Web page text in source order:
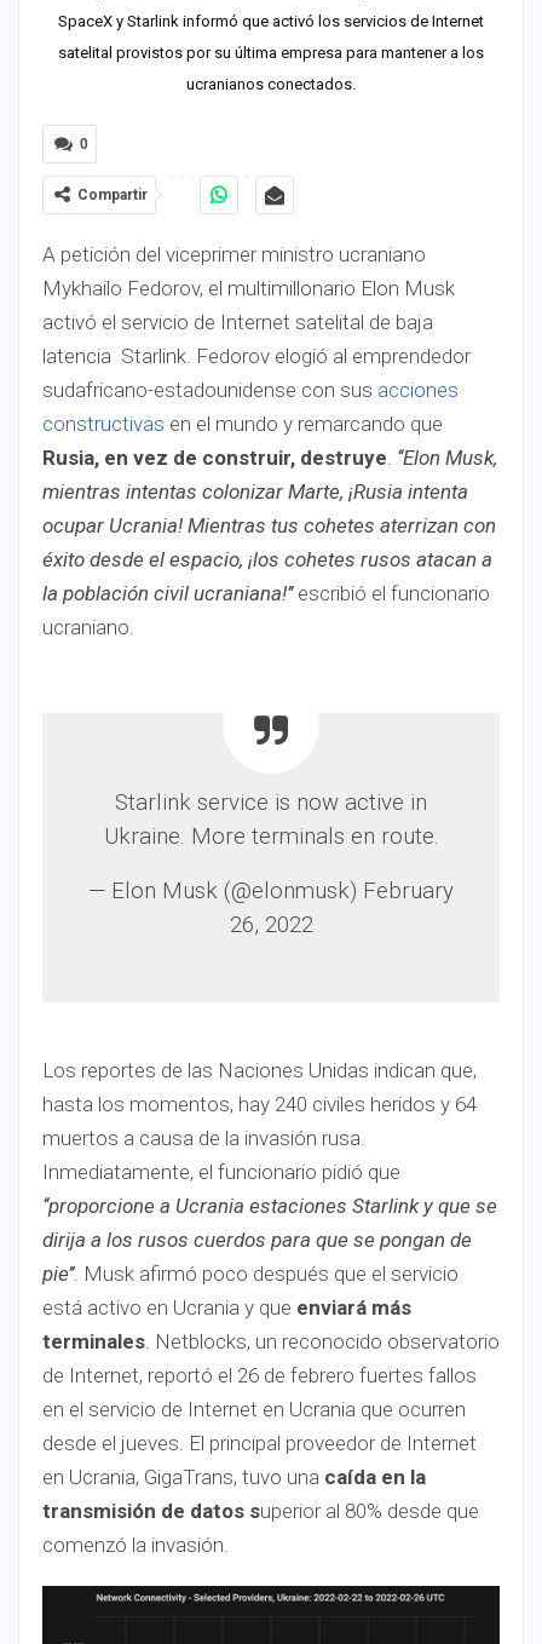
SpaceX y Starlink informó que activó los servicios de Internet
satelital provistos por su última empresa para mantener a los
ucranianos conectados.
0
Compartir
A petición del viceprimer ministro ucraniano
Mykhailo Fedorov, el multimillonario Elon Musk
activó el servicio de Internet satelital de baja
latencia Starlink. Fedorov elogió al emprendedor
sudafricano-estadounidense con sus acciones
constructivas en el mundo y remarcando que
Rusia, en vez de construir, destruye. ‘‘Elon Musk,
mientras intentas colonizar Marte, ¡Rusia intenta
ocupar Ucrania! Mientras tus cohetes aterrizan con
éxito desde el espacio, ¡los cohetes rusos atacan a
la población civil ucraniana!’’escribió el funcionario
ucraniano.
Starlink service is now active in
Ukraine. More terminals en route.
— Elon Musk (@elonmusk) February
26, 2022
Los reportes de las Naciones Unidas indican que,
hasta los momentos, hay 240 civiles heridos y 64
muertos a causa de la invasión rusa.
Inmediatamente, el funcionario pidió que
‘‘proporcione a Ucrania estaciones Starlink y que se
dirija a los rusos cuerdos para que se pongan de
pie’’. Musk afirmó poco después que el servicio
está activo en Ucrania y que enviará más
terminales. Netblocks, un reconocido observatorio
de Internet, reportó el 26 de febrero fuertes fallos
en el servicio de Internet en Ucrania que ocurren
desde el jueves. El principal proveedor de Internet
en Ucrania, GigaTrans, tuvo una caída en la
transmisión de datos superior al 80% desde que
comenzó la invasión.